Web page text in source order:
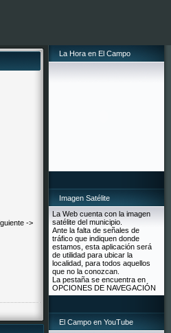
->
La Hora en El Campo
Imagen Satélite
La Web cuenta con la imagen
satélite del municipio.
Ante la falta de señales de
tráfico que indiquen donde
estamos, esta aplicación será
de utilidad para ubicar la
localidad, para todos aquellos
que no la conozcan.
La pestaña se encuentra en
OPCIONES DE NAVEGACIÓN
El Campo en YouTube